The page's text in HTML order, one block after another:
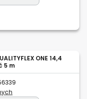
ONE 14,4
5 m